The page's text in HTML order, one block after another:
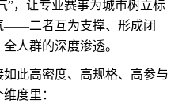
”，让专业赛事为城市树立标
——二者互为支撑、形成闭
人群的深度渗透。
此高密度、高规格、高参与
度里：